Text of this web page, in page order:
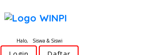
Halo, Siswa & Siswi